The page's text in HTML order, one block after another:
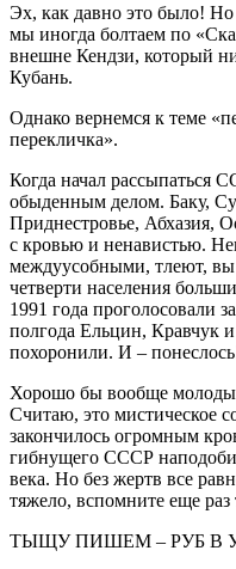
Эх, как давно это было! Но
мы иногда болтаем по
внешне Кендзи, который
Кубань.
Однако вернемся к теме
перекличка».
Когда начал рассыпаться
обыденным делом. Баку,
Приднестровье, Абхазия,
с кровью и ненавистью.
междуусобными, тлеют, вы
четверти населения
1991 года проголосовали
полгода Ельцин, Кравчук
похоронили. И –
Хорошо бы вообще
Считаю, это мистическое
закончилось огромным
гибнущего СССР
века. Но без жертв все
тяжело, вспомните еще раз
ТЫЩУ ПИШЕМ – РУБ В